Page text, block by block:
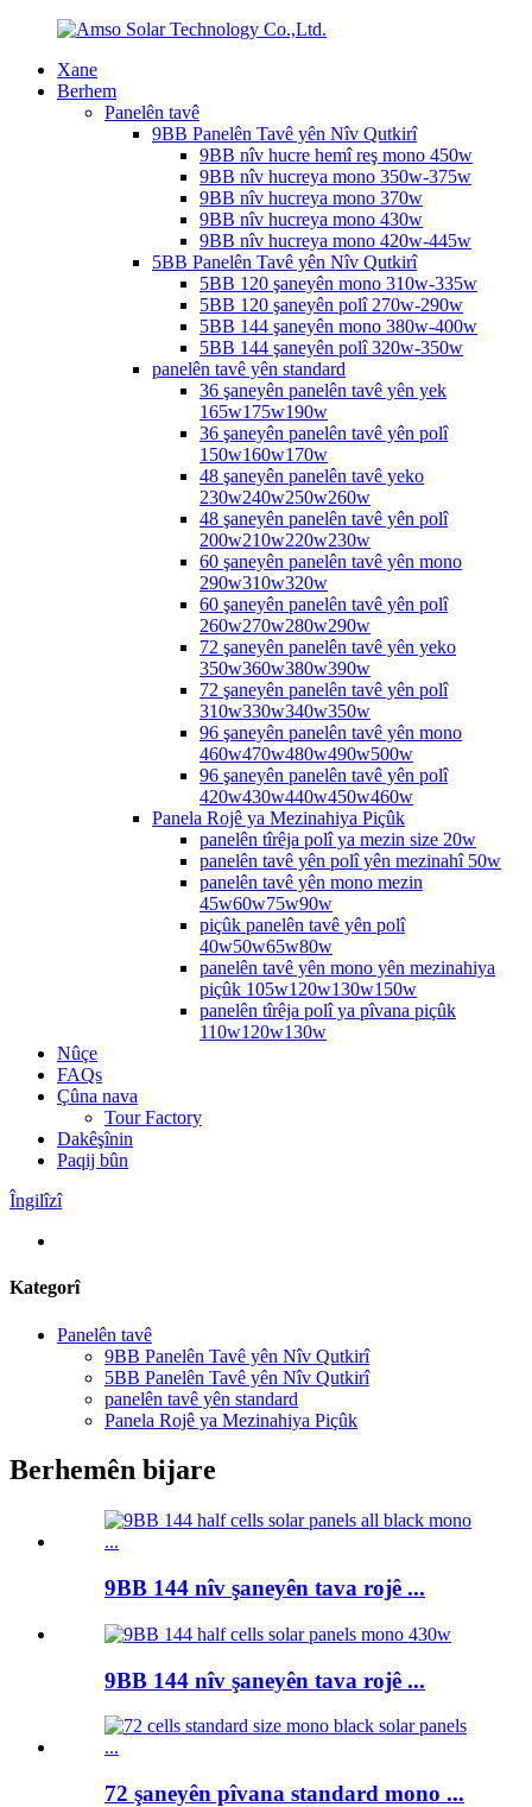
Xane
Berhem
Panelên tavê
9BB Panelên Tavê yên Nîv Qutkirî
9BB nîv hucre hemî reş mono 450w
9BB nîv hucreya mono 350w-375w
9BB nîv hucreya mono 370w
9BB nîv hucreya mono 430w
9BB nîv hucreya mono 420w-445w
5BB Panelên Tavê yên Nîv Qutkirî
5BB 120 şaneyên mono 310w-335w
5BB 120 şaneyên polî 270w-290w
5BB 144 şaneyên mono 380w-400w
5BB 144 şaneyên polî 320w-350w
panelên tavê yên standard
36 şaneyên panelên tavê yên yek
165w175w190w
36 şaneyên panelên tavê yên polî
150w160w170w
48 şaneyên panelên tavê yeko
230w240w250w260w
48 şaneyên panelên tavê yên polî
200w210w220w230w
60 şaneyên panelên tavê yên mono
290w310w320w
60 şaneyên panelên tavê yên polî
260w270w280w290w
72 şaneyên panelên tavê yên yeko
350w360w380w390w
72 şaneyên panelên tavê yên polî
310w330w340w350w
96 şaneyên panelên tavê yên mono
460w470w480w490w500w
96 şaneyên panelên tavê yên polî
420w430w440w450w460w
Panela Rojê ya Mezinahiya Piçûk
panelên tîrêja polî ya mezin size 20w
panelên tavê yên polî yên mezinahî 50w
panelên tavê yên mono mezin
45w60w75w90w
piçûk panelên tavê yên polî
40w50w65w80w
panelên tavê yên mono yên mezinahiya
piçûk 105w120w130w150w
panelên tîrêja polî ya pîvana piçûk
110w120w130w
Nûçe
FAQs
Çûna nava
Tour Factory
Dakêşînin
Paqij bûn
Îngilîzî
Kategorî
Panelên tavê
9BB Panelên Tavê yên Nîv Qutkirî
5BB Panelên Tavê yên Nîv Qutkirî
panelên tavê yên standard
Panela Rojê ya Mezinahiya Piçûk
Berhemên bijare
9BB 144 nîv şaneyên tava rojê ...
9BB 144 nîv şaneyên tava rojê ...
72 şaneyên pîvana standard mono ...